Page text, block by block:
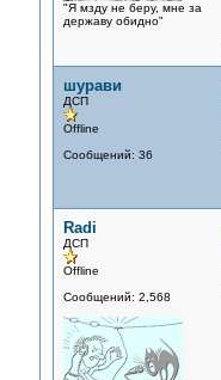
"Я мзду не беру, мне за
державу обидно"
шурави
ДСП
Offline
Сообщений: 36
Radi
ДСП
Offline
Сообщений: 2,568